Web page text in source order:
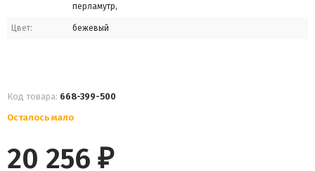
перламутр,
Цвет: бежевый
Код товара: 668-399-500
Осталось мало
20 256 ₽